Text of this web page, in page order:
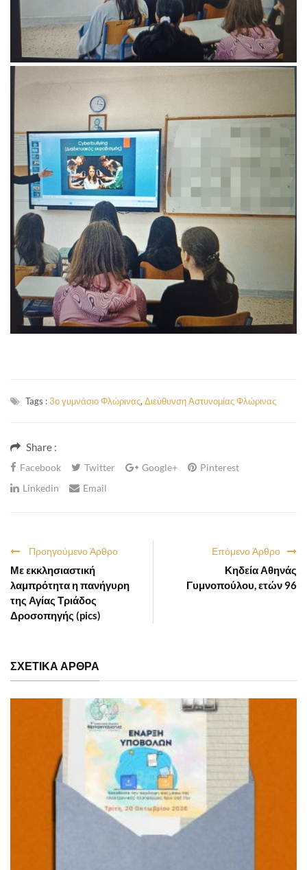
Tags :3ο γυμνάσιο Φλώρινας, Διεύθυνση Αστυνομίας Φλώρινας
Share :
Facebook Twitter Google+
Pinterest
Linkedin
Email
Επόμενο Άρθρο
Κηδεία Αθηνάς
Γυμνοπούλου, ετών 96
Προηγούμενο Άρθρο
Με εκκλησιαστική
λαμπρότητα η πανήγυρη
της Αγίας Τριάδος
Δροσοπηγής (pics)
ΣΧΕΤΙΚΑ ΑΡΘΡΑ